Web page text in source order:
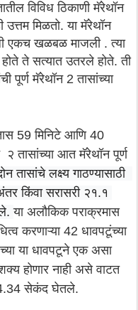
विविध ठिकाणी मॅरेथॉन
मिळतो. या मॅरेथॉन
एकच खळबळ माजली . त्या
ते सत्यात उतरले होते. ती
पूर्ण मॅरेथॉन 2 तासांच्या
59 मिनिटे आणि 40
तासांच्या आत मॅरेथॉन पूर्ण
तासांचे लक्ष्य गाठण्यासाठी
किंवा सरासरी २१.१
या अलौकिक पराक्रमास
करणाऱ्या 42 धावपटूंच्या
या धावपटूने एक असा
होणार नाही असे वाटत
4.34 सेकंद घेतले.